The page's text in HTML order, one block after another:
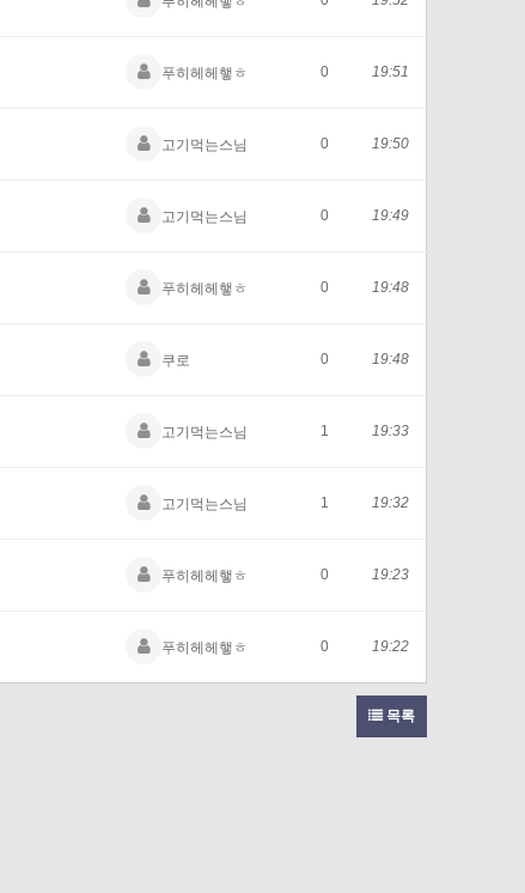
푸히헤헤햏ㅎ 0 19:51
고기먹는스님 0 19:50
고기먹는스님 0 19:49
푸히헤헤햏ㅎ 0 19:48
쿠로 0 19:48
고기먹는스님 1 19:33
고기먹는스님 1 19:32
푸히헤헤햏ㅎ 0 19:23
푸히헤헤햏ㅎ 0 19:22
목록